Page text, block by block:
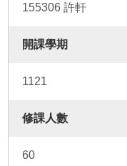
155306 許軒
開課學期
1121
修課人數
60